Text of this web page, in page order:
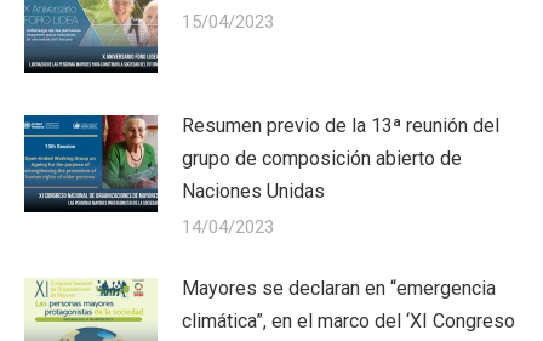
15/04/2023
Resumen previo de la 13ª reunión del
grupo de composición abierto de
Naciones Unidas
14/04/2023
Mayores se declaran en “emergencia
climática”, en el marco del ‘XI Congreso